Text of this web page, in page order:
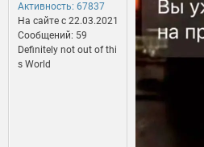
Активность: 67837
На сайте c 22.03.2021
Сообщений: 59
Definitely not out of thi
s World